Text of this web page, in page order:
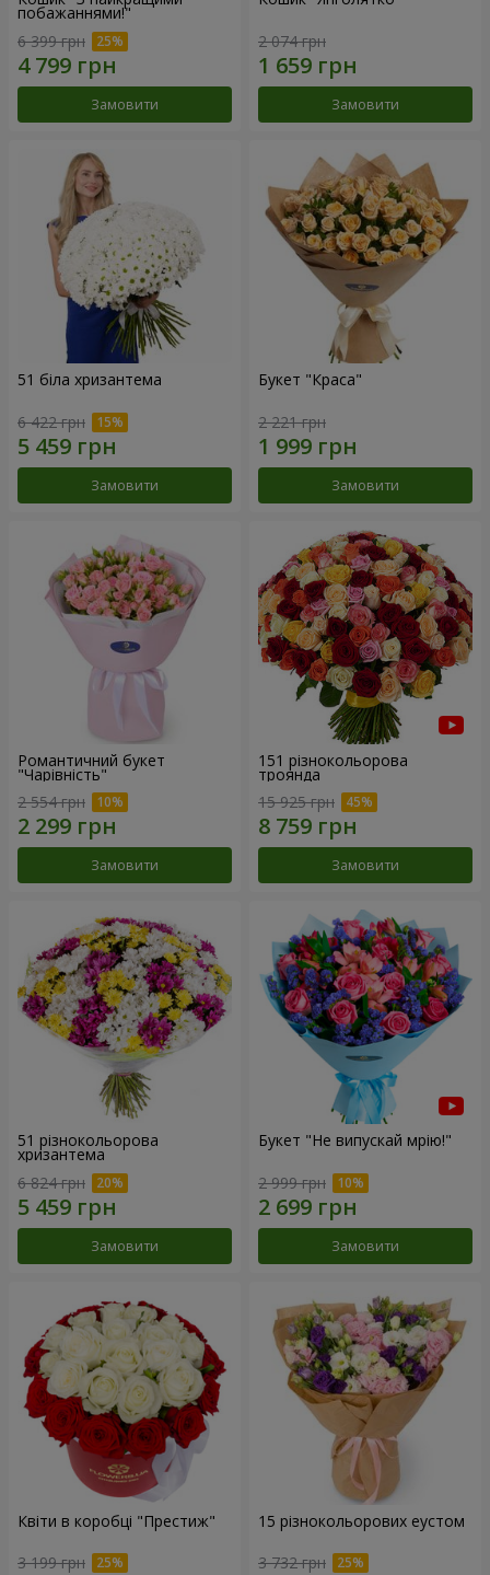
побажаннями!"
6 399 грн
Замовити
2 074 грн
Замовити
51 біла хризантема
6 422 грн
Замовити
Букет "Краса"
2 221 грн
Замовити
Романтичний букет
"Чарівність"
2 554 грн
Замовити
151 різнокольорова
троянда
15 925 грн
Замовити
51 різнокольорова
хризантема
6 824 грн
Замовити
Букет "Не випускай мрію!"
2 999 грн
Замовити
Квіти в коробці "Престиж"
3 199 грн
15 різнокольорових еустом
3 732 грн